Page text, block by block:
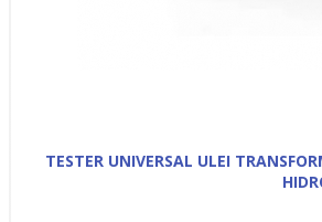
TESTER UNIVERSAL ULEI